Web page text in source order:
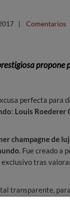
| Comentarios
propone
perfecta para
: Louis Roederer
champagne de
. Fue creado a
exclusivo tras
transparente,
se ocultase en
II rindió